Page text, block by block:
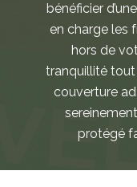
bénéficier
en charge les
hors de
tranquillité tout
couverture
protégé